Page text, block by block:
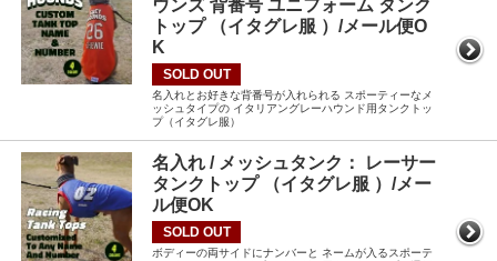
ウンズ 背番号 ユニフォーム タンク
トップ （イタグレ服 ）/メール便O
K
SOLD OUT
名入れとお好きな背番号が入れられる スポーティーなメ
ッシュタイプの イタリアングレーハウンド用タンクトッ
プ（イタグレ服）
名入れ / メッシュタンク： レーサー
タンクトップ （イタグレ服 ）/メー
ル便OK
SOLD OUT
ボディーの両サイドにナンバーと ネームが入るスポーテ